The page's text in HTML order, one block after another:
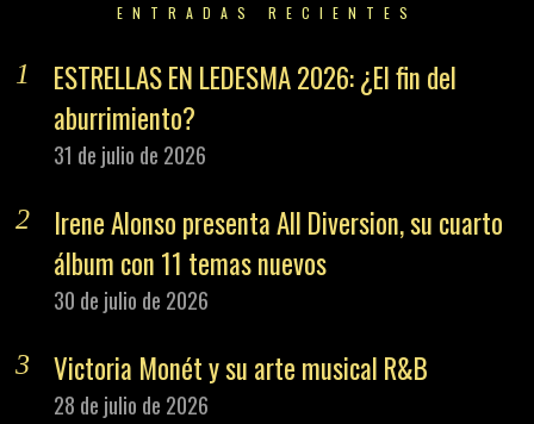
ENTRADAS RECIENTES
ESTRELLAS EN LEDESMA 2026: ¿El fin del
aburrimiento?
31 de julio de 2026
Irene Alonso presenta All Diversion, su cuarto
álbum con 11 temas nuevos
30 de julio de 2026
Victoria Monét y su arte musical R&B
28 de julio de 2026